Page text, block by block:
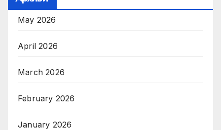
May 2026
April 2026
March 2026
February 2026
January 2026